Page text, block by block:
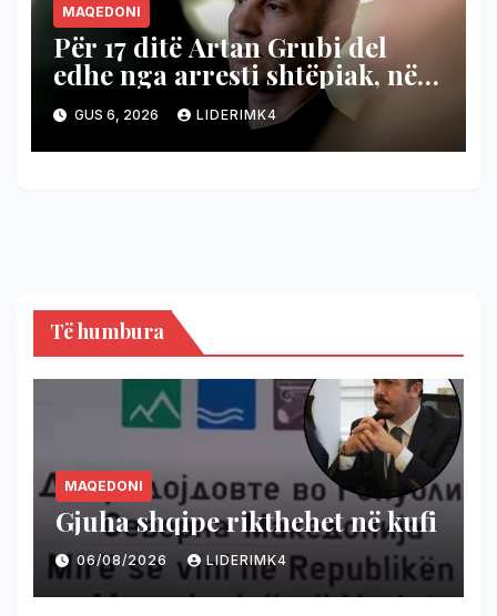
MAQEDONI
Për 17 ditë Artan Grubi del
edhe nga arresti shtëpiak, nëse
prokurori që e nxori nga
Shutka nuk ngre akuzë brenda
afatit ligjor
GUS 6, 2026 LIDERIMK4
Të humbura
MAQEDONI
Gjuha shqipe rikthehet në kufi
06/08/2026 LIDERIMK4